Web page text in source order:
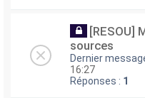
[RESOU]
sources
Dernier
16:27
Réponses : 1